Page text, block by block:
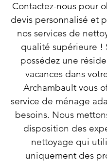
Contactez-nous pour
devis personnalisé et
nos services de
qualité supérieure !
possédez une
vacances dans
Archambault vous
service de ménage
besoins. Nous
disposition des
nettoyage qui
uniquement des